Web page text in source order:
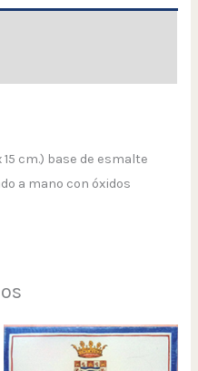
15 cm.) base de esmalte
a mano con óxidos